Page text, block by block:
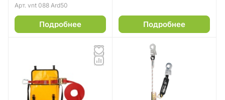
Арт. vnt 088 Ard50
Подробнее Подробнее